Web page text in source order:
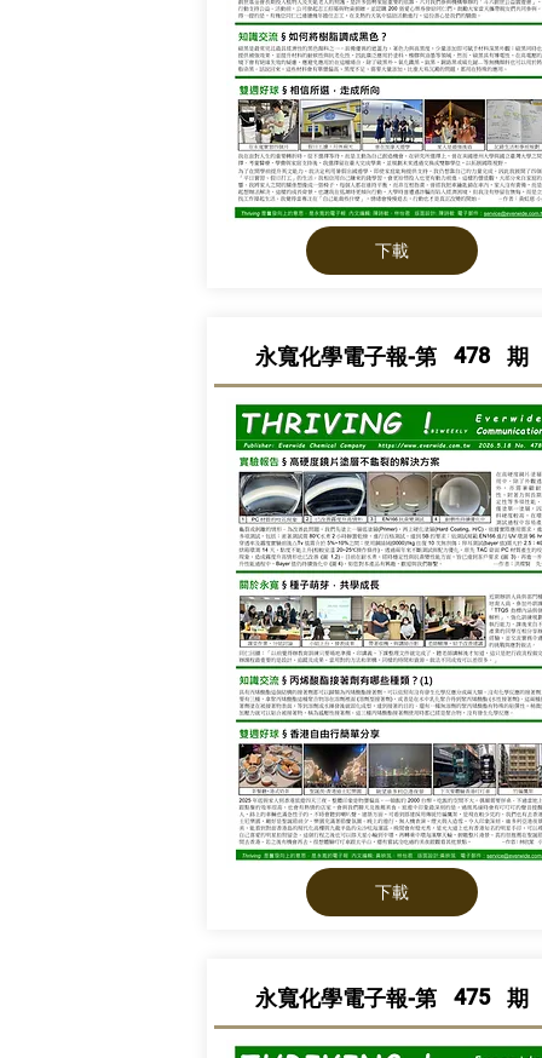
下載
478
永寬化學電子報-第 期
下載
475
永寬化學電子報-第 期